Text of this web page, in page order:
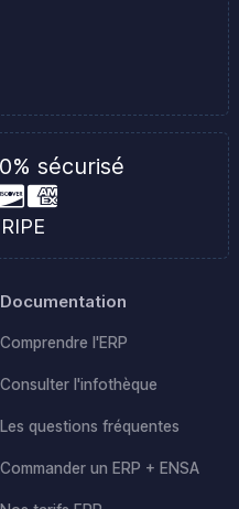
sécurisé
Documentation
Comprendre l'ERP
Consulter l'infothèque
Les questions fréquentes
Commander un ERP + ENSA